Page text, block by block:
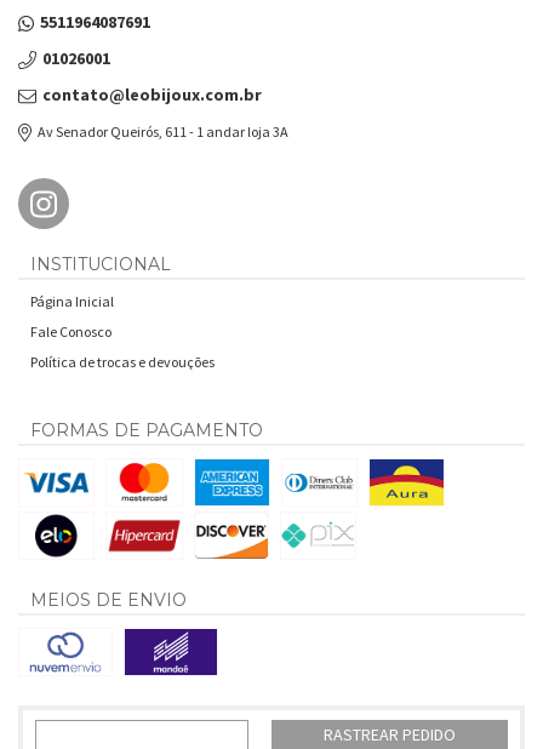
5511964087691
01026001
contato@leobijoux.com.br
Av Senador Queirós, 611 - 1 andar loja 3A
INSTITUCIONAL
Página Inicial
Fale Conosco
Política de trocas e devouções
FORMAS DE PAGAMENTO
MEIOS DE ENVIO
RASTREAR PEDIDO